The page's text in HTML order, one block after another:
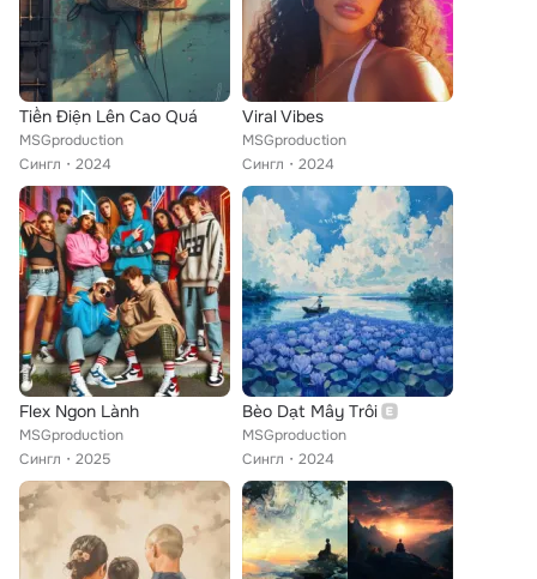
Tiền Điện Lên Cao Quá
MSGproduction
Сингл
2024
Viral Vibes
MSGproduction
Сингл
2024
Flex Ngon Lành
MSGproduction
Сингл
2025
Bèo Dạt Mây Trôi
MSGproduction
Сингл
2024